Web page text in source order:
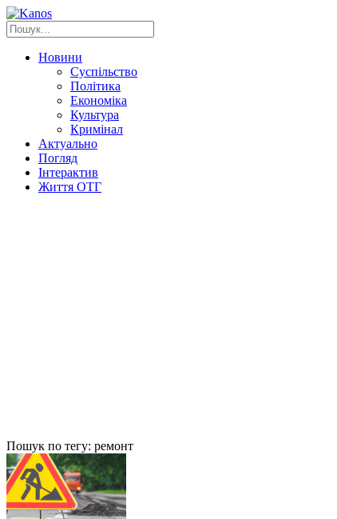
Новини
Суспільство
Політика
Економіка
Культура
Кримінал
Актуально
Погляд
Інтерактив
Життя ОТГ
Пошук по тегу: ремонт